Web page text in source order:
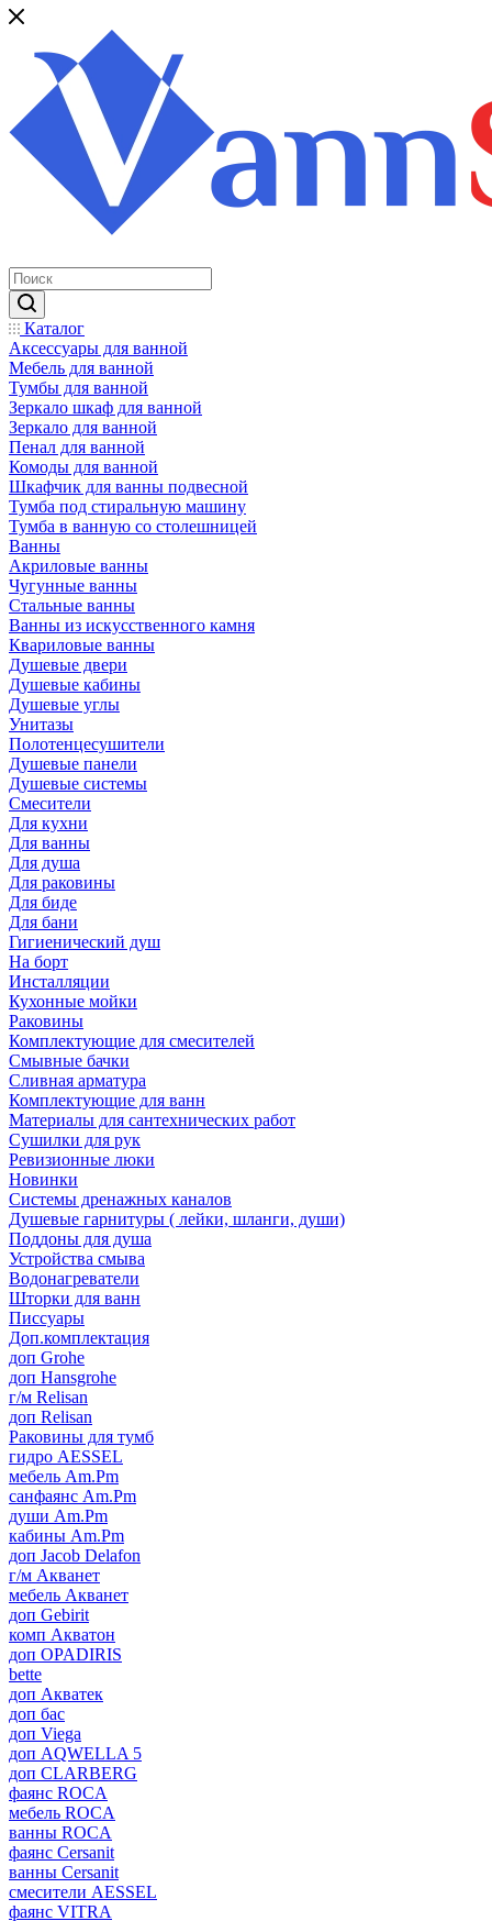
Каталог
Аксессуары для ванной
Мебель для ванной
Тумбы для ванной
Зеркало шкаф для ванной
Зеркало для ванной
Пенал для ванной
Комоды для ванной
Шкафчик для ванны подвесной
Тумба под стиральную машину
Тумба в ванную со столешницей
Ванны
Акриловые ванны
Чугунные ванны
Стальные ванны
Ванны из искусственного камня
Квариловые ванны
Душевые двери
Душевые кабины
Душевые углы
Унитазы
Полотенцесушители
Душевые панели
Душевые системы
Смесители
Для кухни
Для ванны
Для душа
Для раковины
Для биде
Для бани
Гигиенический душ
На борт
Инсталляции
Кухонные мойки
Раковины
Комплектующие для смесителей
Смывные бачки
Сливная арматура
Комплектующие для ванн
Материалы для сантехнических работ
Сушилки для рук
Ревизионные люки
Новинки
Системы дренажных каналов
Душевые гарнитуры ( лейки, шланги, души)
Поддоны для душа
Устройства смыва
Водонагреватели
Шторки для ванн
Писсуары
Доп.комплектация
доп Grohe
доп Hansgrohe
г/м Relisan
доп Relisan
Раковины для тумб
гидро AESSEL
мебель Am.Pm
санфаянс Am.Pm
души Am.Pm
кабины Am.Pm
доп Jacob Delafon
г/м Акванет
мебель Акванет
доп Gebirit
комп Акватон
доп OPADIRIS
bette
доп Акватек
доп бас
доп Viega
доп AQWELLA 5
доп CLARBERG
фаянс ROCA
мебель ROCA
ванны ROCA
фаянс Cersanit
ванны Cersanit
смесители AESSEL
фаянс VITRA